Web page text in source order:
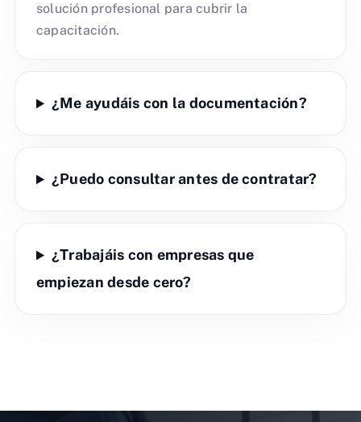
solución profesional para cubrir la
capacitación.
¿Me ayudáis con la documentación?
¿Puedo consultar antes de contratar?
¿Trabajáis con empresas que
empiezan desde cero?